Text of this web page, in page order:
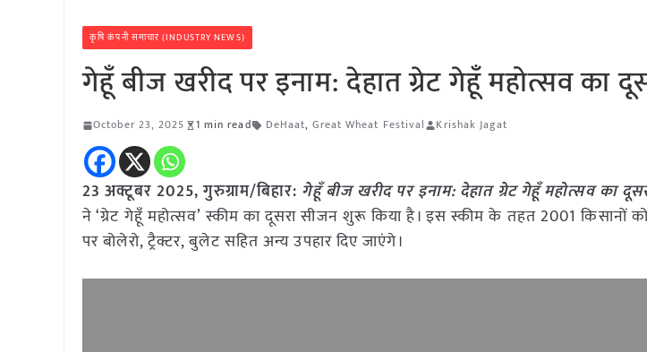
कृषि कंपनी समाचार (INDUSTRY NEWS)
गेहूँ बीज खरीद पर इनाम: देहात ग्रेट गेहूँ महोत्सव का
October 23, 2025 1 min read DeHaat,Great Wheat Festival Krishak Jagat
23 अक्टूबर 2025, गुरुग्राम/बिहार: गेहूँ बीज खरीद पर इनाम: देहात ग्रेट गेहूँ महोत्सव का
ने ‘ग्रेट गेहूँ महोत्सव’ स्कीम का दूसरा सीजन शुरू किया है। इस स्कीम के तहत 2001 किसानों
पर बोलेरो, ट्रैक्टर, बुलेट सहित अन्य उपहार दिए जाएंगे।